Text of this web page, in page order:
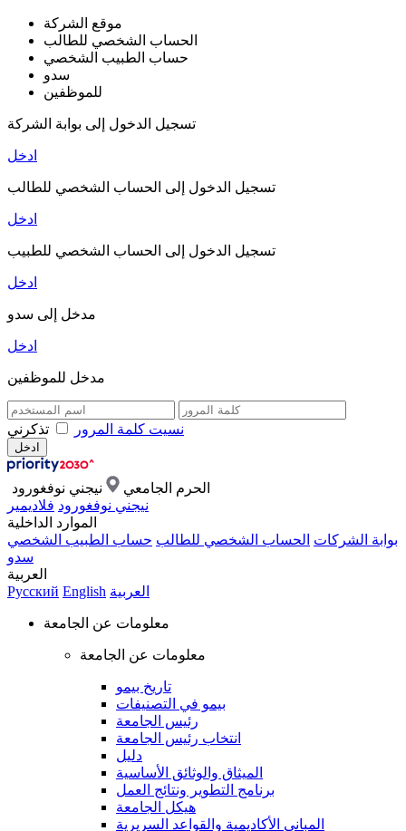
موقع الشركة
الحساب الشخصي للطالب
حساب الطبيب الشخصي
سدو
للموظفين
تسجيل الدخول إلى بوابة الشركة
ادخل
تسجيل الدخول إلى الحساب الشخصي للطالب
ادخل
تسجيل الدخول إلى الحساب الشخصي للطبيب
ادخل
مدخل إلى سدو
ادخل
مدخل للموظفين
نسيت كلمة المرور تذكرني
الحرم الجامعي
نيجني نوفغورود
نيجني نوفغورود فلاديمير
الموارد الداخلية
بوابة الشركات الحساب الشخصي للطالب حساب الطبيب الشخصي
سدو
العربية
Русский English العربية
معلومات عن الجامعة
معلومات عن الجامعة
تاريخ بيمو
بيمو في التصنيفات
رئيس الجامعة
انتخاب رئيس الجامعة
دليل
الميثاق والوثائق الأساسية
برنامج التطوير ونتائج العمل
هيكل الجامعة
المباني الأكاديمية والقواعد السريرية